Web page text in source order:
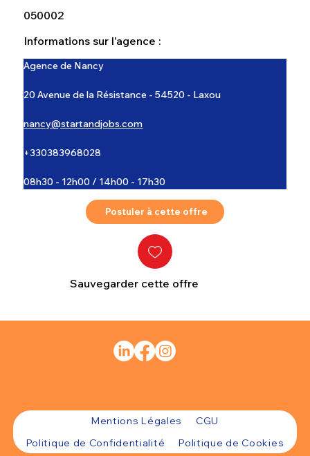
050002
Informations sur l'agence :
Agence de Nancy
20 Avenue de la Résistance - 54520 - Laxou
nancy@startandjobs.com
+330383968028
08h30 - 12h00 / 14h00 - 17h30
Postuler à cette offre
Sauvegarder cette offre
Mentions Légales
CGU
Politique de Confidentialité
Politique de Cookies